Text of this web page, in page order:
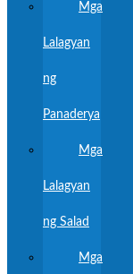
Mga
Lalagyan
ng
Panaderya
Mga
Lalagyan
ng Salad
Mga